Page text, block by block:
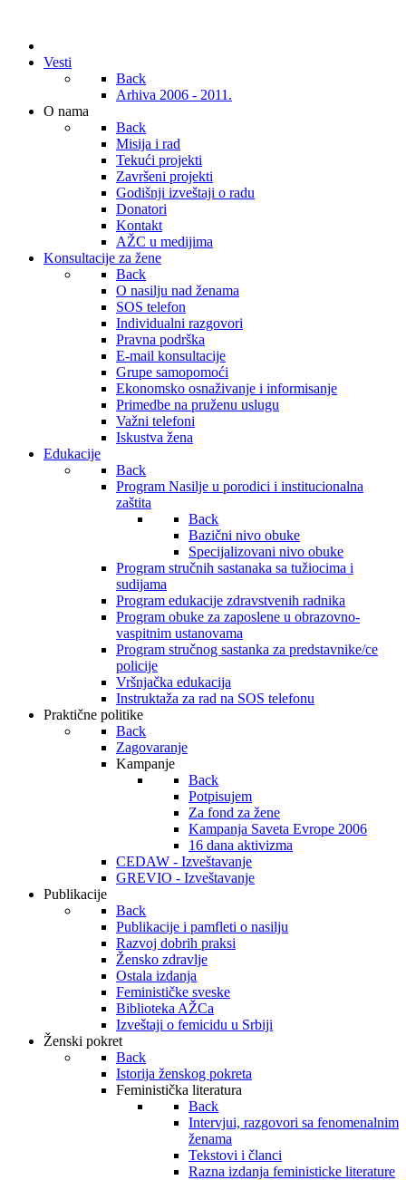
Vesti
Back
Arhiva 2006 - 2011.
O nama
Back
Misija i rad
Tekući projekti
Završeni projekti
Godišnji izveštaji o radu
Donatori
Kontakt
AŽC u medijima
Konsultacije za žene
Back
O nasilju nad ženama
SOS telefon
Individualni razgovori
Pravna podrška
E-mail konsultacije
Grupe samopomoći
Ekonomsko osnaživanje i informisanje
Primedbe na pruženu uslugu
Važni telefoni
Iskustva žena
Edukacije
Back
Program Nasilje u porodici i institucionalna
zaštita
Back
Bazični nivo obuke
Specijalizovani nivo obuke
Program stručnih sastanaka sa tužiocima i
sudijama
Program edukacije zdravstvenih radnika
Program obuke za zaposlene u obrazovno-
vaspitnim ustanovama
Program stručnog sastanka za predstavnike/ce
policije
Vršnjačka edukacija
Instruktaža za rad na SOS telefonu
Praktične politike
Back
Zagovaranje
Kampanje
Back
Potpisujem
Za fond za žene
Kampanja Saveta Evrope 2006
16 dana aktivizma
CEDAW - Izveštavanje
GREVIO - Izveštavanje
Publikacije
Back
Publikacije i pamfleti o nasilju
Razvoj dobrih praksi
Žensko zdravlje
Ostala izdanja
Feminističke sveske
Biblioteka AŽCa
Izveštaji o femicidu u Srbiji
Ženski pokret
Back
Istorija ženskog pokreta
Feministička literatura
Back
Intervjui, razgovori sa fenomenalnim
ženama
Tekstovi i članci
Razna izdanja feministicke literature